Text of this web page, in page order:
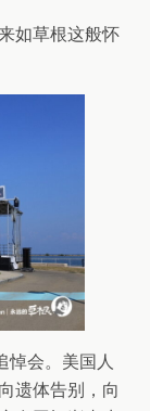
如草根这般怀
悼会。美国人
遗体告别，向